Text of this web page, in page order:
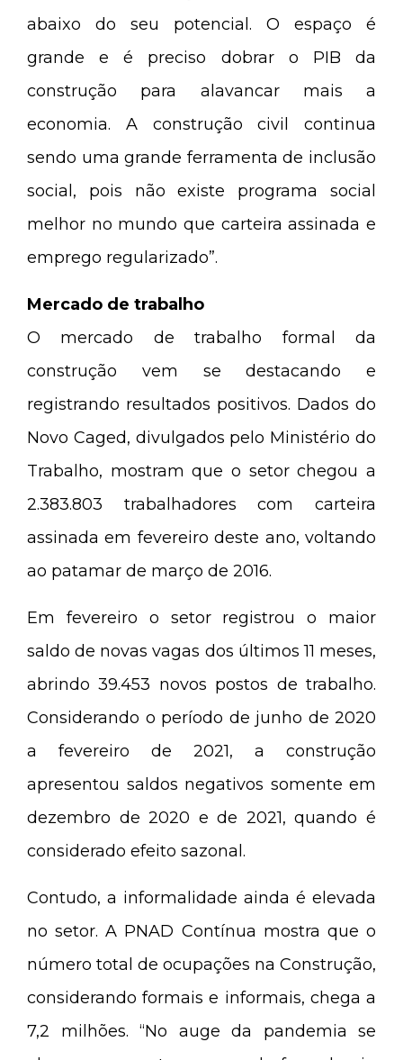
abaixo do seu potencial. O espaço é
grande e é preciso dobrar o PIB da
construção para alavancar mais a
economia. A construção civil continua
sendo uma grande ferramenta de inclusão
social, pois não existe programa social
melhor no mundo que carteira assinada e
emprego regularizado”.
Mercado de trabalho
O mercado de trabalho formal da
construção vem se destacando e
registrando resultados positivos. Dados do
Novo Caged, divulgados pelo Ministério do
Trabalho, mostram que o setor chegou a
2.383.803 trabalhadores com carteira
assinada em fevereiro deste ano, voltando
ao patamar de março de 2016.
Em fevereiro o setor registrou o maior
saldo de novas vagas dos últimos 11 meses,
abrindo 39.453 novos postos de trabalho.
Considerando o período de junho de 2020
a fevereiro de 2021, a construção
apresentou saldos negativos somente em
dezembro de 2020 e de 2021, quando é
considerado efeito sazonal.
Contudo, a informalidade ainda é elevada
no setor. A PNAD Contínua mostra que o
número total de ocupações na Construção,
considerando formais e informais, chega a
7,2 milhões. “No auge da pandemia se